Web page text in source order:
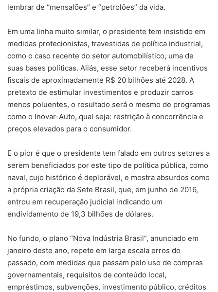
lembrar de “mensalões” e “petrolões” da vida.
Em uma linha muito similar, o presidente tem insistido em
medidas protecionistas, travestidas de política industrial,
como o caso recente do setor automobilístico, uma de
suas bases políticas. Aliás, esse setor receberá incentivos
fiscais de aproximadamente R$ 20 bilhões até 2028. A
pretexto de estimular investimentos e produzir carros
menos poluentes, o resultado será o mesmo de programas
como o Inovar-Auto, qual seja: restrição à concorrência e
preços elevados para o consumidor.
E o pior é que o presidente tem falado em outros setores a
serem beneficiados por este tipo de política pública, como
naval, cujo histórico é deplorável, e mostra absurdos como
a própria criação da Sete Brasil, que, em junho de 2016,
entrou em recuperação judicial indicando um
endividamento de 19,3 bilhões de dólares.
No fundo, o plano “Nova Indústria Brasil”, anunciado em
janeiro deste ano, repete em larga escala erros do
passado, com medidas que passam pelo uso de compras
governamentais, requisitos de conteúdo local,
empréstimos, subvenções, investimento público, créditos